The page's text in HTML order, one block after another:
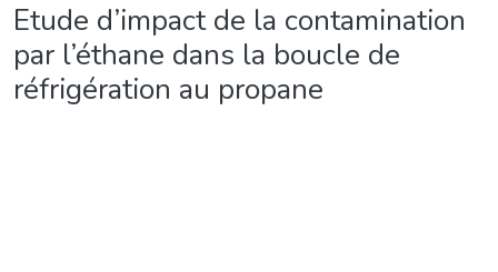
Etude d’impact de la contamination
par l’éthane dans la boucle de
réfrigération au propane